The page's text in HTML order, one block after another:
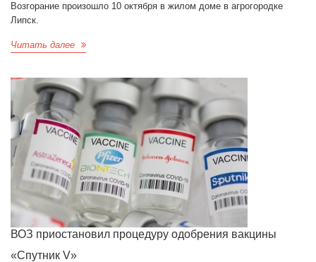
Возгорание произошло 10 октября в жилом доме в агрогородке
Липск.
Читать далее
ВОЗ приостановил процедуру одобрения вакцины
«Спутник V»